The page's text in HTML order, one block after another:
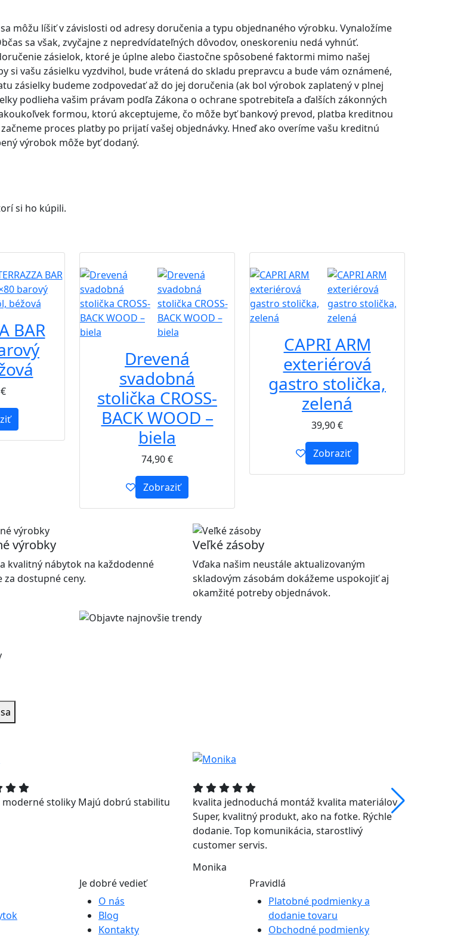
môžu líšiť v závislosti od adresy doručenia a typu objednaného výrobku. Vynaložíme
sa však, zvyčajne z nepredvídateľných dôvodov, oneskoreniu nedá vyhnúť.
zásielok, ktoré je úplne alebo čiastočne spôsobené faktormi mimo našej
si vašu zásielku vyzdvihol, bude vrátená do skladu prepravcu a bude vám oznámené,
zásielky budeme zodpovedať až do jej doručenia (ak bol výrobok zaplatený v plnej
podlieha vašim právam podľa Zákona o ochrane spotrebiteľa a ďalších zákonných
formou, ktorú akceptujeme, čo môže byť bankový prevod, platba kreditnou
proces platby po prijatí vašej objednávky. Hneď ako overíme vašu kreditnú
výrobok môže byť dodaný.
si ho kúpili.
BAR
€
Drevená
svadobná
stolička CROSS-
BACK WOOD –
biela
74,90€
Zobraziť
CAPRI ARM
exteriérová
gastro stolička,
zelená
39,90€
Zobraziť
výrobky
kvalitný nábytok na každodenné
za dostupné ceny.
Veľké zásoby
Vďaka našim neustále aktualizovaným
skladovým zásobám dokážeme uspokojiť aj
okamžité potreby objednávok.
moderné stoliky Majú dobrú stabilitu
kvalita jednoduchá montáž kvalita materiálov
Super, kvalitný produkt, ako na fotke. Rýchle
dodanie. Top komunikácia, starostlivý
customer servis.
Monika
Je dobré vedieť
O nás
Blog
Kontakty
Pravidlá
Platobné podmienky a
dodanie tovaru
Obchodné podmienky